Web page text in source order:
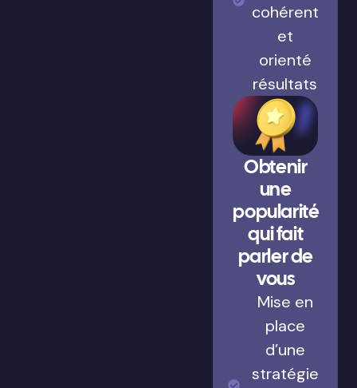
cohérent
et
orienté
résultats
Obtenir
une
popularité
qui fait
parler de
vous
Mise en
place
d’une
stratégie